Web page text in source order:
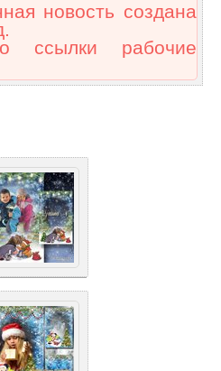
новость создана
ссылки рабочие